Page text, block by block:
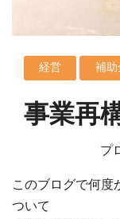
経営 補助
事業再
プ
このブログで何度
ついて